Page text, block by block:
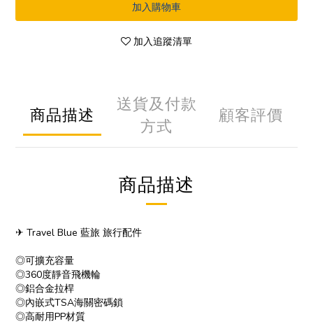
加入購物車
加入追蹤清單
商品描述
送貨及付款
方式
顧客評價
商品描述
✈ Travel Blue 藍旅 旅行配件
◎可擴充容量
◎360度靜音飛機輪
◎鋁合金拉桿
◎內嵌式TSA海關密碼鎖
◎高耐用PP材質